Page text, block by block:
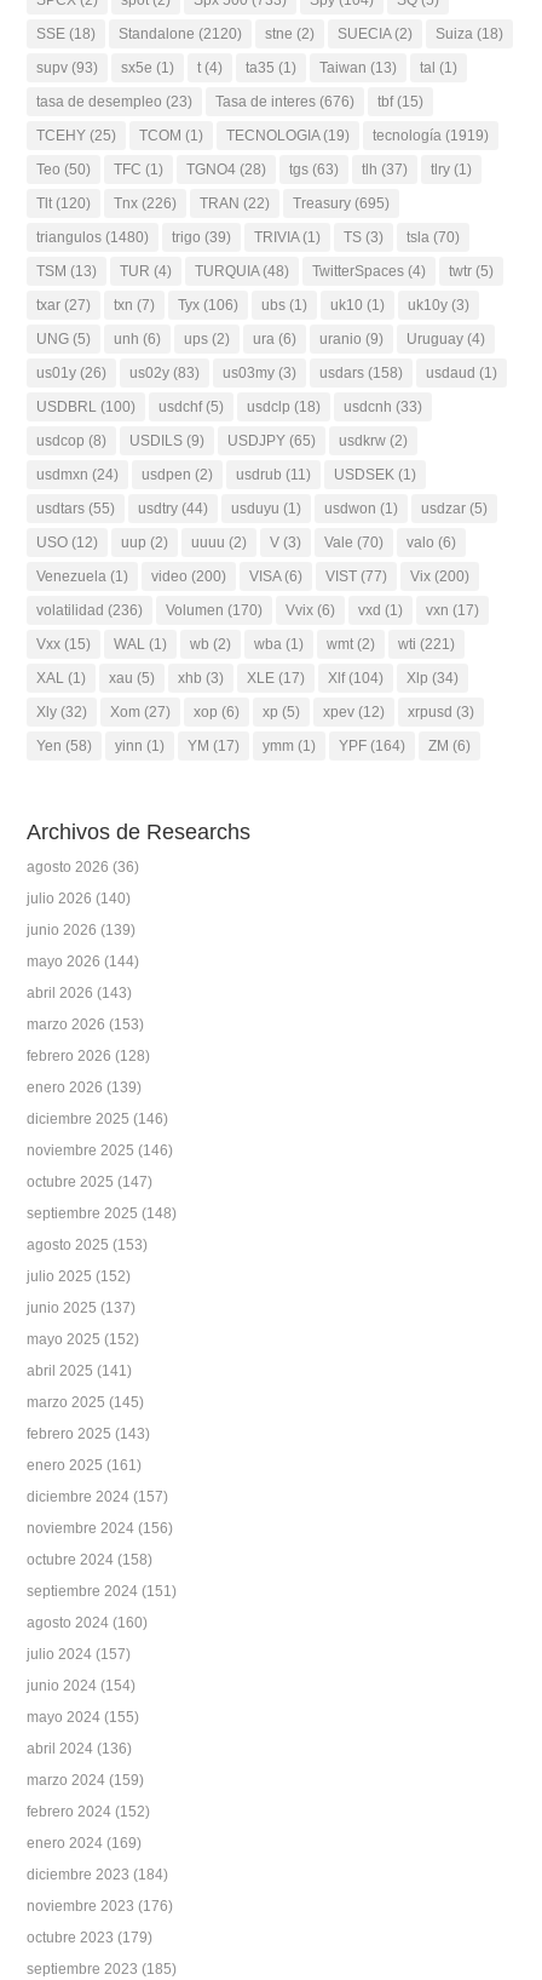
SSE (18) Standalone (2120) stne (2) SUECIA(2) Suiza (18)
supv (93) sx5e (1) t (4) ta35 (1) Taiwan (13) tal (1)
tasa de desempleo (23) Tasa de interes (676) tbf(15)
TCEHY (25) TCOM (1) TECNOLOGIA(19) tecnología (1919)
Teo (50) TFC (1) TGNO4 (28) tgs (63) tlh (37) tlry (1)
Tlt (120) Tnx (226) TRAN (22) Treasury (695)
triangulos (1480) trigo (39) TRIVIA(1) TS (3) tsla (70)
TSM (13) TUR (4) TURQUIA(48) TwitterSpaces (4) twtr (5)
txar (27) txn (7) Tyx (106) ubs (1) uk10 (1) uk10y (3)
UNG (5) unh (6) ups (2) ura (6) uranio (9) Uruguay (4)
us01y (26) us02y (83) us03my (3) usdars (158) usdaud (1)
USDBRL (100) usdchf(5) usdclp (18) usdcnh (33)
usdcop (8) USDILS (9) USDJPY (65) usdkrw (2)
usdmxn (24) usdpen (2) usdrub (11) USDSEK (1)
usdtars (55) usdtry (44) usduyu (1) usdwon (1) usdzar (5)
USO (12) uup (2) uuuu (2) V (3) Vale (70) valo (6)
Venezuela (1) video (200) VISA(6) VIST (77) Vix (200)
volatilidad (236) Volumen (170) Vvix (6) vxd (1) vxn (17)
Vxx (15) WAL (1) wb (2) wba (1) wmt (2) wti (221)
XAL (1) xau (5) xhb (3) XLE (17) Xlf(104) Xlp (34)
Xly (32) Xom (27) xop (6) xp (5) xpev (12) xrpusd (3)
Yen (58) yinn (1) YM (17) ymm (1) YPF (164) ZM (6)
Archivos de Researchs
agosto 2026 (36)
julio 2026 (140)
junio 2026 (139)
mayo 2026 (144)
abril 2026 (143)
marzo 2026 (153)
febrero 2026 (128)
enero 2026 (139)
diciembre 2025 (146)
noviembre 2025 (146)
octubre 2025 (147)
septiembre 2025 (148)
agosto 2025 (153)
julio 2025 (152)
junio 2025 (137)
mayo 2025 (152)
abril 2025 (141)
marzo 2025 (145)
febrero 2025 (143)
enero 2025 (161)
diciembre 2024 (157)
noviembre 2024 (156)
octubre 2024 (158)
septiembre 2024 (151)
agosto 2024 (160)
julio 2024 (157)
junio 2024 (154)
mayo 2024 (155)
abril 2024 (136)
marzo 2024 (159)
febrero 2024 (152)
enero 2024 (169)
diciembre 2023 (184)
noviembre 2023 (176)
octubre 2023 (179)
septiembre 2023 (185)